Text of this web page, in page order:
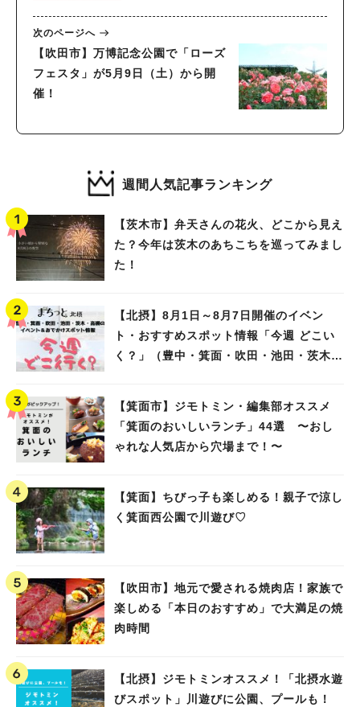
次のページへ
【吹田市】万博記念公園で「ローズ
フェスタ」が5月9日（土）から開
催！
週間人気記事ランキング
【茨木市】弁天さんの花火、どこから見え
た？今年は茨木のあちこちを巡ってみまし
た！
【北摂】8月1日～8月7日開催のイベン
ト・おすすめスポット情報「今週 どこい
く？」（豊中・箕面・吹田・池田・茨木・
【箕面市】ジモトミン・編集部オススメ
「箕面のおいしいランチ」44選 〜おし
ゃれな人気店から穴場まで！〜
【箕面】ちびっ子も楽しめる！親子で涼し
く箕面西公園で川遊び♡
【吹田市】地元で愛される焼肉店！家族で
楽しめる「本日のおすすめ」で大満足の焼
肉時間
【北摂】ジモトミンオススメ！「北摂水遊
びスポット」川遊びに公園、プールも！